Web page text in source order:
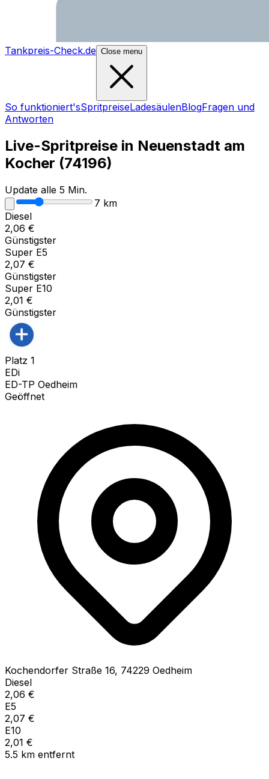
Tankpreis-Check.de Close menu
So funktioniert'sSpritpreiseLadesäulenBlogFragen und
Antworten
Live-Spritpreise in Neuenstadt am
Kocher (74196)
Update alle 5 Min.
7 km
Diesel
2,06 €
Günstigster
Super E5
2,07 €
Günstigster
Super E10
2,01 €
Günstigster
Platz 1
EDi
ED-TP Oedheim
Geöffnet
Kochendorfer Straße 16, 74229 Oedheim
Diesel
2,06 €
E5
2,07 €
E10
2,01 €
5.5 km entfernt